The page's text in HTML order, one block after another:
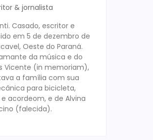
& jornalista
Casado, escritor e
em 5 de dezembro de
Oeste do Paraná.
da música e do
Vicente (in memoriam),
a família com sua
para bicicleta,
acordeom, e de Alvina
(falecida).